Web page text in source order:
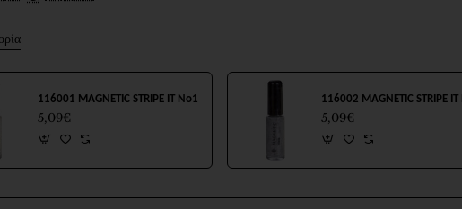
116001 MAGNETIC STRIPE IT No1
5,09€
116002 MAGNETIC STRIPE
5,09€